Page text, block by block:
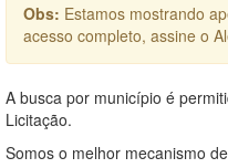
Obs: Estamos mostrando
acesso completo, assine o
A busca por município é
Licitação.
Somos o melhor mecanismo